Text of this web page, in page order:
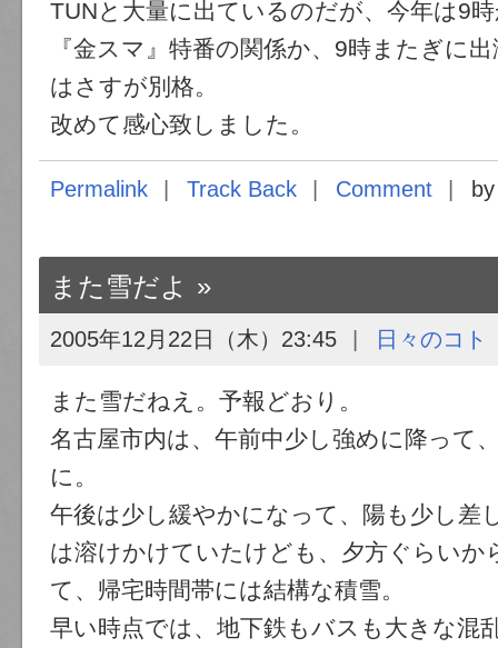
TUNと大量に出ているのだが、今年は9
『金スマ』特番の関係か、9時またぎに
はさすが別格。
改めて感心致しました。
Permalink Track Back Comment
また雪だよ
2005年12月22日（木）23:45 日々のコト
また雪だねえ。予報どおり。
名古屋市内は、午前中少し強めに降って
に。
午後は少し緩やかになって、陽も少し差
は溶けかけていたけども、夕方ぐらいか
て、帰宅時間帯には結構な積雪。
早い時点では、地下鉄もバスも大きな混